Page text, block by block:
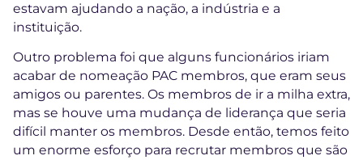
estavam ajudando a nação, a indústria e a
instituição.
Outro problema foi que alguns funcionários iriam
acabar de nomeação PAC membros, que eram seus
amigos ou parentes. Os membros de ir a milha extra,
mas se houve uma mudança de liderança que seria
difícil manter os membros. Desde então, temos feito
um enorme esforço para recrutar membros que são